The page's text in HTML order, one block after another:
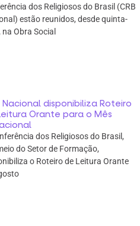
dos Religiosos do Brasil (CRB
estão reunidos, desde quinta-
Obra Social
Nacional disponibiliza Roteiro
Orante para o Mês
dos Religiosos do Brasil,
do Setor de Formação,
o Roteiro de Leitura Orante